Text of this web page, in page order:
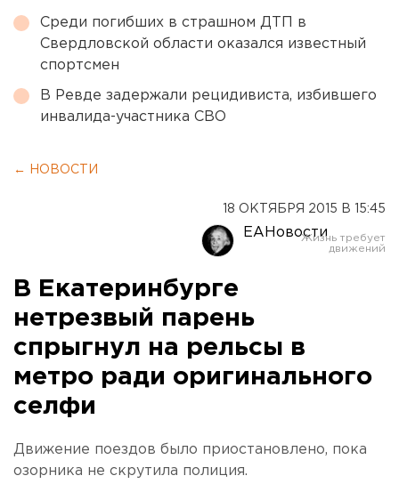
Среди погибших в страшном ДТП в
Свердловской области оказался известный
спортсмен
В Ревде задержали рецидивиста, избившего
инвалида-участника СВО
← НОВОСТИ
18 ОКТЯБРЯ 2015 В 15:45
ЕАНовости
В Екатеринбурге
нетрезвый парень
спрыгнул на рельсы в
метро ради оригинального
селфи
Движение поездов было приостановлено, пока
озорника не скрутила полиция.